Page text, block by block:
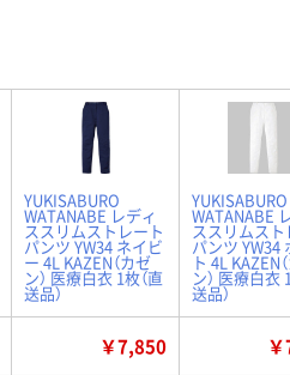
YUKISABURO
WATANABE レディ
ススリムストレート
パンツ YW34 ネイビ
ー 4L KAZEN（カゼ
ン） 医療白衣 1枚（直
送品）
YUKISABURO
WATANABE
ススリムス
パンツ YW34
ト 4L KAZEN
ン） 医療白衣
送品）
￥7,850